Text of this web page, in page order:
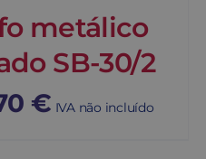
metálico
SB-30/2
€ IVA não incluído